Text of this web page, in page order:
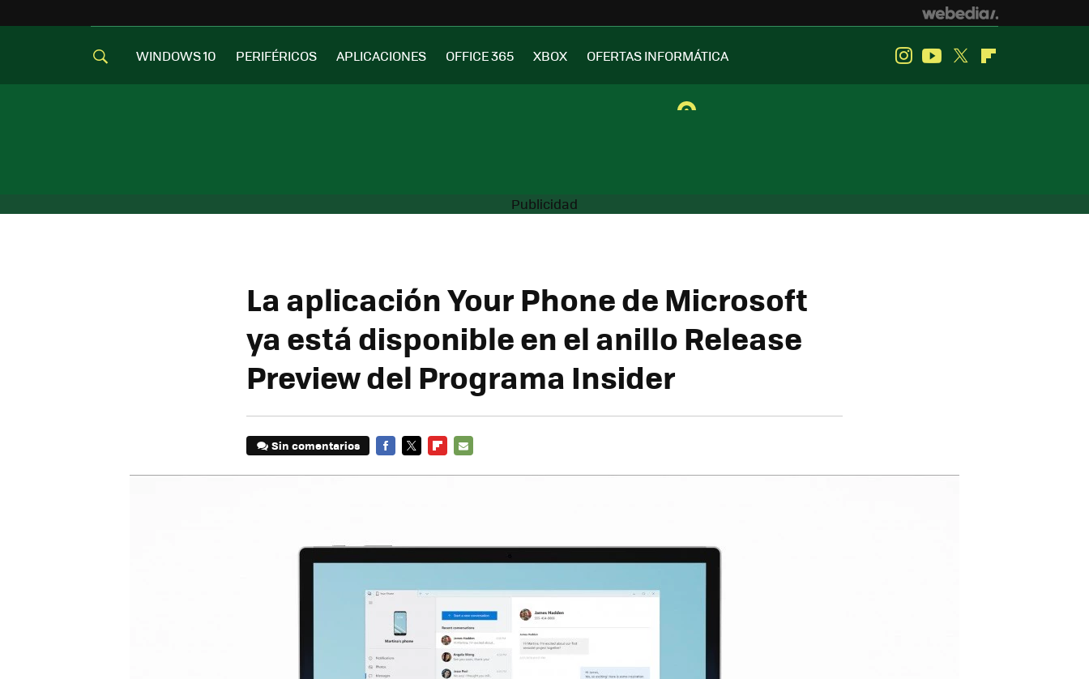
WINDOWS 10 PERIFÉRICOS APLICACIONES OFFICE 365 XBOX OFERTAS INFORMÁTICA InstagramYoutube
Twitter
La aplicación Your Phone de Microsoft
ya está disponible en el anillo Release
Preview del Programa Insider
Sin comentarios